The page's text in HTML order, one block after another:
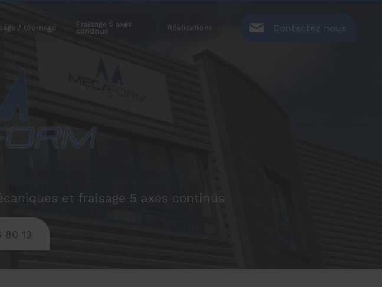
et fraisage 5 axes continus
80 13
/ tournage
Fraisage 5 axes
continus
Réalisations Contactez nous